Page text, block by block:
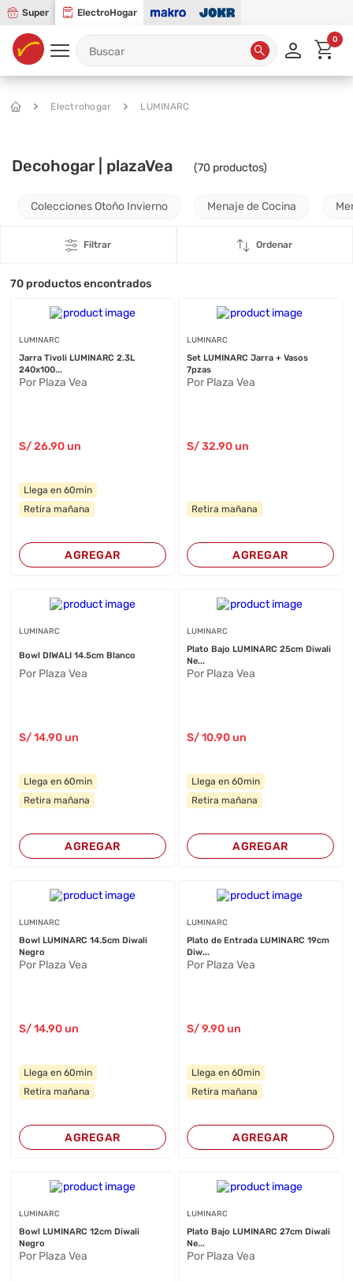
Super ElectroHogar
0
Electrohogar LUMINARC
Decohogar | plazaVea (70 productos)
Colecciones Otoño Invierno Menaje de Cocina
Filtrar Ordenar
70 productos encontrados
LUMINARC
Jarra Tivoli LUMINARC 2.3L
240x100...
Por Plaza Vea
S/26.90 un
Llega en 60min
Retira mañana
AGREGAR
LUMINARC
Set LUMINARC Jarra + Vasos
7pzas
Por Plaza Vea
S/32.90un
Retira mañana
AGREGAR
LUMINARC
Bowl DIWALI 14.5cm Blanco
Por Plaza Vea
S/14.90 un
Llega en 60min
Retira mañana
AGREGAR
LUMINARC
Plato Bajo LUMINARC 25cm Diwali
Ne...
Por Plaza Vea
S/10.90un
Llega en 60min
Retira mañana
AGREGAR
LUMINARC
Bowl LUMINARC 14.5cm Diwali
Negro
Por Plaza Vea
S/14.90 un
Llega en 60min
Retira mañana
AGREGAR
LUMINARC
Plato de Entrada LUMINARC 19cm
Diw...
Por Plaza Vea
S/9.90un
Llega en 60min
Retira mañana
AGREGAR
LUMINARC
Bowl LUMINARC 12cm Diwali
Negro
Por Plaza Vea
LUMINARC
Plato Bajo LUMINARC 27cm Diwali
Ne...
Por Plaza Vea